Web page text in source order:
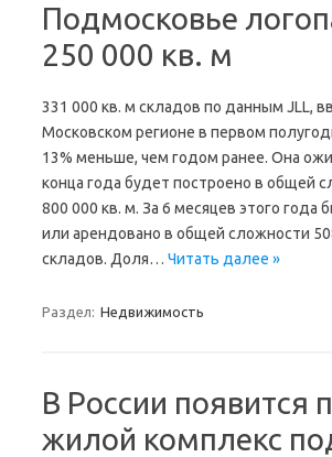
Подмосковье
250 000 кв. м
331 000 кв. м складов по данным JLL,
Московском регионе в первом
13% меньше, чем годом ранее. Она
конца года будет построено в общей
800 000 кв. м. За 6 месяцев этого года
или арендовано в общей сложности
складов. Доля… Читать далее »
Раздел: Недвижимость
В России появится
жилой комплекс